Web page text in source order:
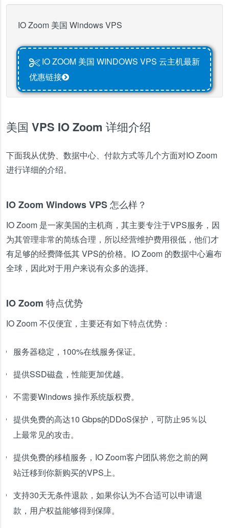
IO Zoom 美国 Windows VPS
IO ZOOM 美国 WINDOWS VPS 云主机最新
优惠链接
美国 VPS IO Zoom 详细介绍
下面我从优势、数据中心、付款方式等几个方面对IO Zoom
进行详细的介绍。
IO Zoom Windows VPS 怎么样？
IO Zoom 是一家美国的主机商，其主要专注于VPS服务，因
为其管理非常的简练合理，所以经营维护费用很低，他们才
有足够的经费降低其 VPS的价格。IO Zoom 的数据中心遍布
全球，因此对于用户来说有众多的选择。
IO Zoom 特点优势
IO Zoom 不仅便宜，主要还有如下特点优势：
服务器稳定，100%在线服务保证。
提供SSD磁盘，性能更加优越。
不需要Windows 操作系统版权费。
提供免费的高达10 Gbps的DDoS保护，可防止95％以
上最常见的攻击。
提供免费的移植服务，IO Zoom客户团队将您之前的网
站迁移到你新购买的VPS上。
支持30天无条件退款，如果你认为不合适可以申请退
款，用户权益能够得到保障。